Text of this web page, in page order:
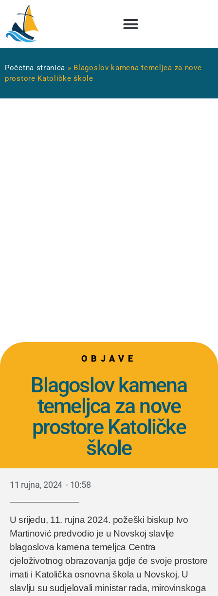
Početna stranica » Blagoslov kamena temeljca za nove
prostore Katoličke škole
OBJAVE
Blagoslov kamena
temeljca za nove
prostore Katoličke
škole
11 rujna, 2024 - 10:58
U srijedu, 11. rujna 2024. požeški biskup Ivo
Martinović predvodio je u Novskoj slavlje
blagoslova kamena temeljca Centra
cjeloživotnog obrazovanja gdje će svoje prostore
imati i Katolička osnovna škola u Novskoj. U
slavlju su sudjelovali ministar rada, mirovinskoga